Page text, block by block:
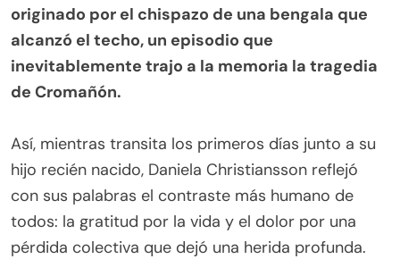
originado por el chispazo de una bengala que
alcanzó el techo, un episodio que
inevitablemente trajo a la memoria la tragedia
de Cromañón.
Así, mientras transita los primeros días junto a su
hijo recién nacido, Daniela Christiansson reflejó
con sus palabras el contraste más humano de
todos: la gratitud por la vida y el dolor por una
pérdida colectiva que dejó una herida profunda.